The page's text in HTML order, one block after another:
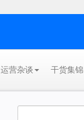
运营杂谈 干货集锦